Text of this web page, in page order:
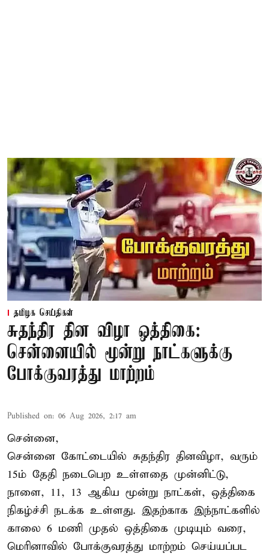
தமிழக செய்திகள்
சுதந்திர தின விழா ஒத்திகை:
சென்னையில் மூன்று நாட்களுக்கு
போக்குவரத்து மாற்றம்
Published on: 06 Aug 2026, 2:17 am
சென்னை,
சென்னை கோட்டையில் சுதந்திர தினவிழா, வரும்
15ம் தேதி நடைபெற உள்ளதை முன்னிட்டு,
நாளை, 11, 13 ஆகிய மூன்று நாட்கள், ஒத்திகை
நிகழ்ச்சி நடக்க உள்ளது. இதற்காக இந்நாட்களில்
காலை 6 மணி முதல் ஒத்திகை முடியும் வரை,
மெரினாவில் போக்குவரத்து மாற்றம் செய்யப்பட